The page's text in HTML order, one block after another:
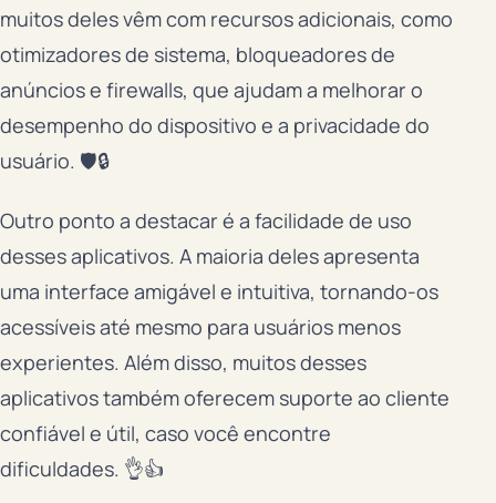
muitos deles vêm com recursos adicionais, como
otimizadores de sistema, bloqueadores de
anúncios e firewalls, que ajudam a melhorar o
desempenho do dispositivo e a privacidade do
usuário. 🛡️🔒
Outro ponto a destacar é a facilidade de uso
desses aplicativos. A maioria deles apresenta
uma interface amigável e intuitiva, tornando-os
acessíveis até mesmo para usuários menos
experientes. Além disso, muitos desses
aplicativos também oferecem suporte ao cliente
confiável e útil, caso você encontre
dificuldades. 👌👍